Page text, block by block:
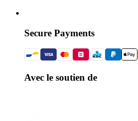
Secure Payments
Avec le soutien de